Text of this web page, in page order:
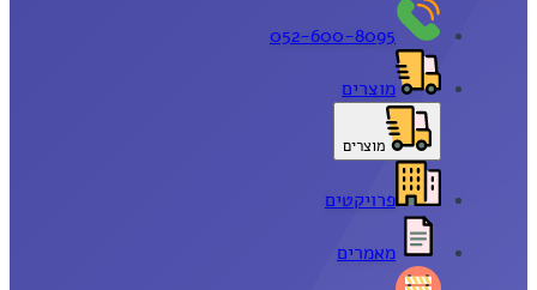
052-600-8095
מוצרים
מוצרים
פרויקטים
מאמרים